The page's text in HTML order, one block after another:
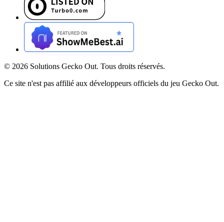
© 2026 Solutions Gecko Out. Tous droits réservés.
Ce site n'est pas affilié aux développeurs officiels du jeu Gecko Out.